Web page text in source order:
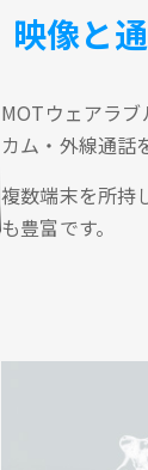
映像と
MOTウェアラ
カム・外線通話
複数端末を所持
も豊富です。